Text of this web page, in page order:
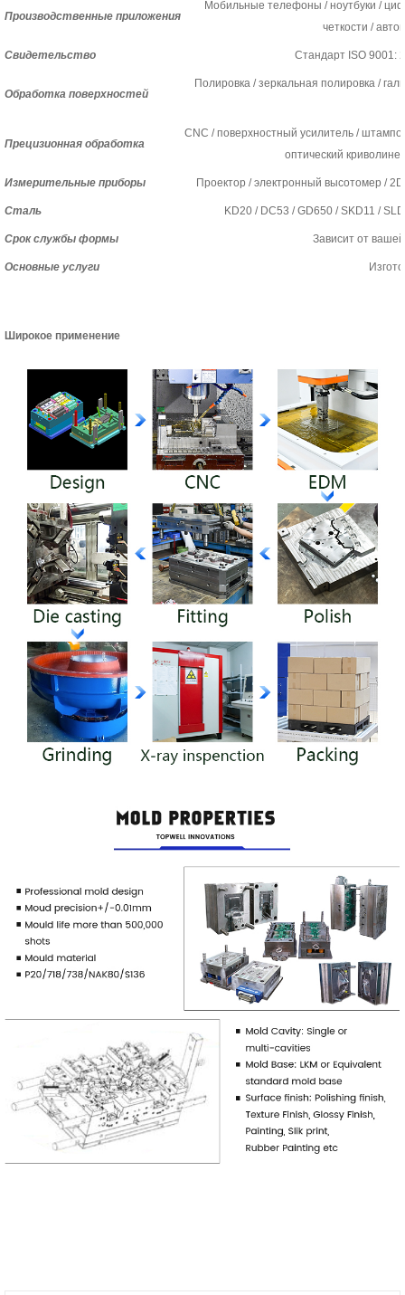
Производственные приложения
Мобильные телефоны / ноутбуки /
четкости /
Свидетельство Стандарт ISO 9001:
Обработка поверхностей
Полировка / зеркальная полировка /
Прецизионная обработка
CNC / поверхностный усилитель /
оптический
Измерительные приборы Проектор / электронный высотомер /
Сталь KD20 / DC53 / GD650 / SKD11 /
Срок службы формы Зависит от
Основные услуги
Широкое применение